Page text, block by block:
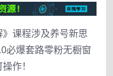
》课程涉及养号新思
必爆套路零粉无橱窗
作！